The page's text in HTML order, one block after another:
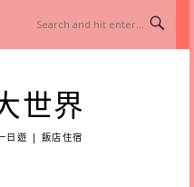
世界
日遊 | 飯店住宿